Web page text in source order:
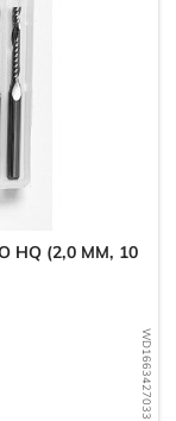
WD1663427033
HQ (2,0 MM, 10